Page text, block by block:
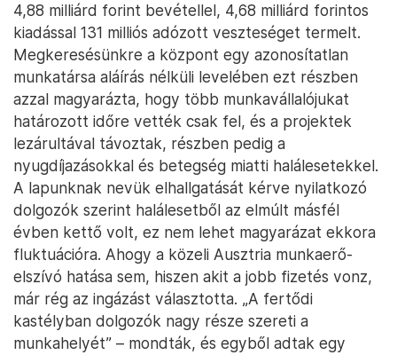
4,88 milliárd forint bevétellel, 4,68 milliárd forintos
kiadással 131 milliós adózott veszteséget termelt.
Megkeresésünkre a központ egy azonosítatlan
munkatársa aláírás nélküli levelében ezt részben
azzal magyarázta, hogy több munkavállalójukat
határozott időre vették csak fel, és a projektek
lezárultával távoztak, részben pedig a
nyugdíjazásokkal és betegség miatti halálesetekkel.
A lapunknak nevük elhallgatását kérve nyilatkozó
dolgozók szerint halálesetből az elmúlt másfél
évben kettő volt, ez nem lehet magyarázat ekkora
fluktuációra. Ahogy a közeli Ausztria munkaerő-
elszívó hatása sem, hiszen akit a jobb fizetés vonz,
már rég az ingázást választotta. „A fertődi
kastélyban dolgozók nagy része szereti a
munkahelyét” – mondták, és egyből adtak egy